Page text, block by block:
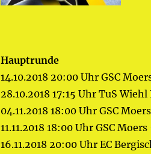
Hauptrunde
14.10.2018 20:00 Uhr GSC
28.10.2018 17:15 Uhr TuS
04.11.2018 18:00 Uhr GSC
11.11.2018 18:00 Uhr GSC
16.11.2018 20:00 Uhr EC